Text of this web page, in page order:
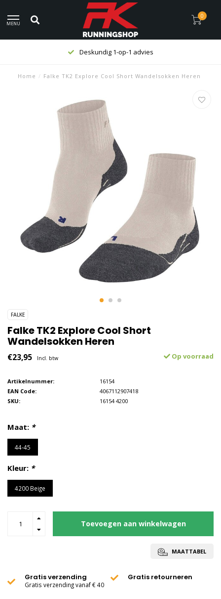
MENU
0
Deskundig 1-op-1 advies
Home / Falke TK2 Explore Cool Short Wandelsokken Heren
FALKE
Falke TK2 Explore Cool Short
Wandelsokken Heren
€23,95 Incl. btw Op voorraad
Artikelnummer:
16154
EAN Code:
4067112907418
SKU:
16154 4200
Maat: *
44-45
Kleur: *
4200 Beige
Toevoegen aan winkelwagen
MAATTABEL
Gratis verzending
Gratis verzending vanaf € 40
Gratis retourneren